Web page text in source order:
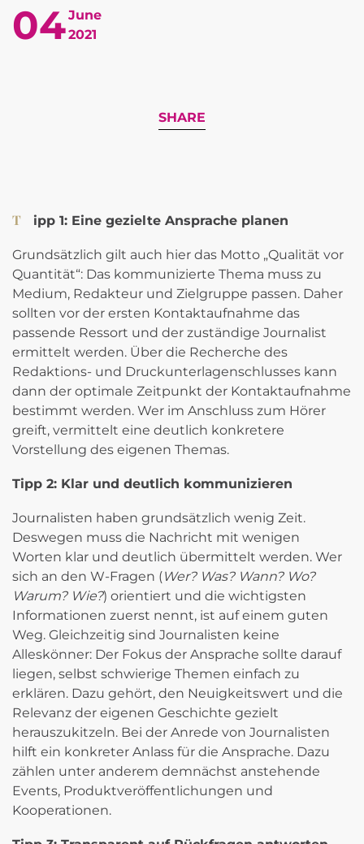
04June
2021
SHARE
Tipp 1: Eine gezielte Ansprache planen
Grundsätzlich gilt auch hier das Motto „Qualität vor
Quantität“: Das kommunizierte Thema muss zu
Medium, Redakteur und Zielgruppe passen. Daher
sollten vor der ersten Kontaktaufnahme das
passende Ressort und der zuständige Journalist
ermittelt werden. Über die Recherche des
Redaktions- und Druckunterlagenschlusses kann
dann der optimale Zeitpunkt der Kontaktaufnahme
bestimmt werden. Wer im Anschluss zum Hörer
greift, vermittelt eine deutlich konkretere
Vorstellung des eigenen Themas.
Tipp 2: Klar und deutlich kommunizieren
Journalisten haben grundsätzlich wenig Zeit.
Deswegen muss die Nachricht mit wenigen
Worten klar und deutlich übermittelt werden. Wer
sich an den W-Fragen (Wer? Was? Wann? Wo?
Warum? Wie?) orientiert und die wichtigsten
Informationen zuerst nennt, ist auf einem guten
Weg. Gleichzeitig sind Journalisten keine
Alleskönner: Der Fokus der Ansprache sollte darauf
liegen, selbst schwierige Themen einfach zu
erklären. Dazu gehört, den Neuigkeitswert und die
Relevanz der eigenen Geschichte gezielt
herauszukitzeln. Bei der Anrede von Journalisten
hilft ein konkreter Anlass für die Ansprache. Dazu
zählen unter anderem demnächst anstehende
Events, Produktveröffentlichungen und
Kooperationen.